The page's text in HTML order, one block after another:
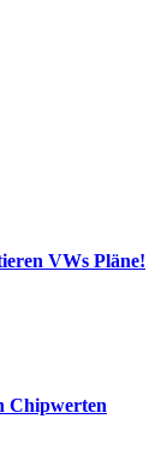
VWs Pläne!
Chipwerten